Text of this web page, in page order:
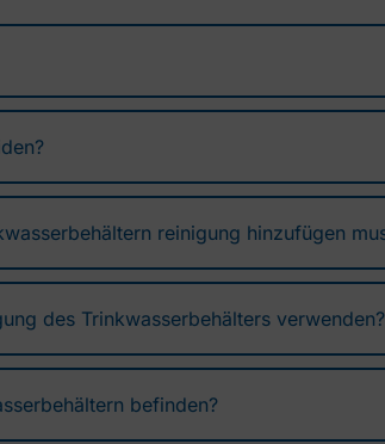
reinigung hinzufügen
des Trinkwasserbehälters verwenden?
befinden?